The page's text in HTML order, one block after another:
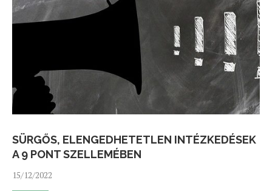
SÜRGŐS, ELENGEDHETETLEN INTÉZKEDÉSEK
A 9 PONT SZELLEMÉBEN
15/12/2022